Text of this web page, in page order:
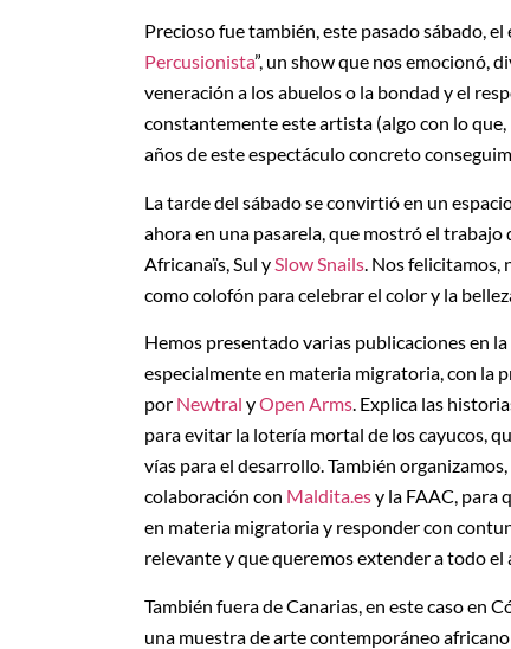
Precioso fue también, este pasado sábado,
Percusionista”, un show que nos emocionó,
veneración a los abuelos o la bondad y el
constantemente este artista (algo con lo
años de este espectáculo concreto
La tarde del sábado se convirtió en un
ahora en una pasarela, que mostró el
Africanaïs, Sul y Slow Snails . Nos
como colofón para celebrar el color y la
Hemos presentado varias publicaciones en la
especialmente en materia migratoria, con la
por Newtral yOpen Arms. Explica las
para evitar la lotería mortal de los cayucos,
vías para el desarrollo. También
colaboración con Maldita.esy la FAAC, para
en materia migratoria y responder con
relevante y que queremos extender a todo el
También fuera de Canarias, en este caso en
una muestra de arte contemporáneo